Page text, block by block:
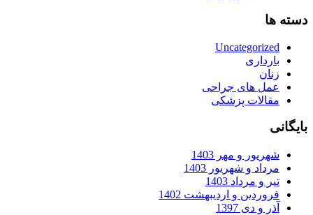
دسته ها
Uncategorized
بارداری
زنان
عمل های جراحی
مقالات پزشکی
بایگانی
شهریور و مهر 1403
مرداد و شهریور 1403
تیر و مرداد 1403
فروردین و اردیبهشت 1402
آذر و دی 1397